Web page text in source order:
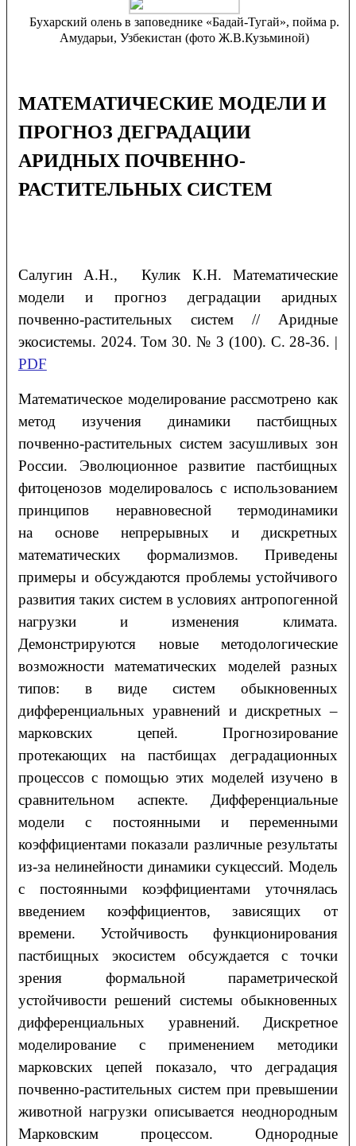
Бухарский олень в заповеднике «Бадай-Тугай», пойма р.
Амударьи, Узбекистан (фото Ж.В.Кузьминой)
МАТЕМАТИЧЕСКИЕ МОДЕЛИ И
ПРОГНОЗ ДЕГРАДАЦИИ
АРИДНЫХ ПОЧВЕННО-
РАСТИТЕЛЬНЫХ СИСТЕМ
Салугин А.Н., Кулик К.Н. Математические
модели и прогноз деградации аридных
почвенно-растительных систем // Аридные
экосистемы. 2024. Том 30. № 3 (100). С. 28-36. |
PDF
Математическое моделирование рассмотрено как
метод изучения динамики пастбищных
почвенно-растительных систем засушливых зон
России. Эволюционное развитие пастбищных
фитоценозов моделировалось с использованием
принципов неравновесной термодинамики
на основе непрерывных и дискретных
математических формализмов. Приведены
примеры и обсуждаются проблемы устойчивого
развития таких систем в условиях антропогенной
нагрузки и изменения климата.
Демонстрируются новые методологические
возможности математических моделей разных
типов: в виде систем обыкновенных
дифференциальных уравнений и дискретных –
марковских цепей. Прогнозирование
протекающих на пастбищах деградационных
процессов с помощью этих моделей изучено в
сравнительном аспекте. Дифференциальные
модели с постоянными и переменными
коэффициентами показали различные результаты
из-за нелинейности динамики сукцессий. Модель
с постоянными коэффициентами уточнялась
введением коэффициентов, зависящих от
времени. Устойчивость функционирования
пастбищных экосистем обсуждается с точки
зрения формальной параметрической
устойчивости решений системы обыкновенных
дифференциальных уравнений. Дискретное
моделирование с применением методики
марковских цепей показало, что деградация
почвенно-растительных систем при превышении
животной нагрузки описывается неоднородным
Марковским процессом. Однородные